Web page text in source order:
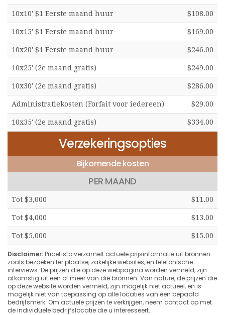
10x10' $1 Eerste maand huur $108.00
10x15' $1 Eerste maand huur $169.00
10x20' $1 Eerste maand huur $246.00
10x25' (2e maand gratis) $249.00
10x30' (2e maand gratis) $286.00
Administratiekosten (Forfait voor iedereen) $29.00
10x35' (2e maand gratis) $334.00
Verzekeringsopties
Bijkomende kosten
PER MAAND
Tot $3,000 $11.00
Tot $4,000 $13.00
Tot $5,000 $15.00
Disclaimer:PriceListo verzamelt actuele prijsinformatie uit bronnen
zoals bezoeken ter plaatse, zakelijke websites, en telefonische
interviews. De prijzen die op deze webpagina worden vermeld, zijn
afkomstig uit een of meer van die bronnen. Van nature, de prijzen die
op deze website worden vermeld, zijn mogelijk niet actueel, en is
mogelijk niet van toepassing op alle locaties van een bepaald
bedrijfsmerk. Om actuele prijzen te verkrijgen, neem contact op met
de individuele bedrijfslocatie die u interesseert.